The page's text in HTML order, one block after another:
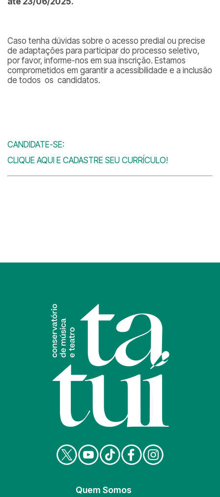
Caso tenha dúvidas sobre o acesso predial ou precise
de adaptações para participar do processo seletivo,
por favor, informe-nos em sua inscrição. Estamos
comprometidos em garantir a acessibilidade e a inclusão
de todos os candidatos.
CANDIDATE-SE:
CLIQUE AQUI E CADASTRE SEU CURRÍCULO!
Quem Somos